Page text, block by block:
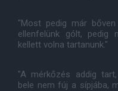
"Most pedig már
ellenfelünk gólt, pedig
kellett volna tartanunk."
"A mérkőzés addig
bele nem fúj a sípjába,